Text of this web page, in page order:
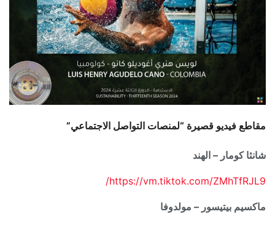
مقاطع فيديو قصيرة “لمنصات التواصل الاجتماعي”
شانثا كومار – الهند
https://vm.tiktok.com/ZMhTfRJL9/
ماكسيم بيتيسور – مولدوفا